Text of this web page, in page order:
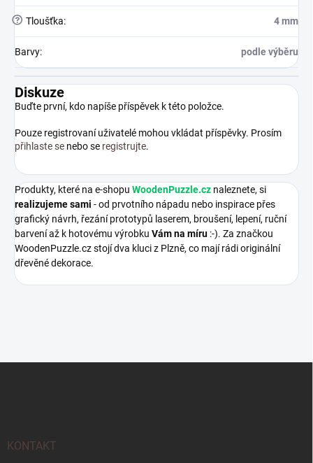
? Tloušťka: 4 mm
Barvy: podle výběru
Diskuze
Buďte první, kdo napíše příspěvek k této položce.
Pouze registrovaní uživatelé mohou vkládat příspěvky. Prosím
přihlaste se nebo se registrujte.
Produkty, které na e-shopu WoodenPuzzle.cz naleznete, si
realizujeme sami - od prvotního nápadu nebo inspirace přes
grafický návrh, řezání prototypů laserem, broušení, lepení, ruční
barvení až k hotovému výrobku Vám na míru :-). Za značkou
WoodenPuzzle.cz stojí dva kluci z Plzně, co mají rádi originální
dřevěné dekorace.
KONTAKT